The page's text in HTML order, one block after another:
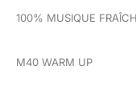
100% MUSIQUE
M40 WARM UP